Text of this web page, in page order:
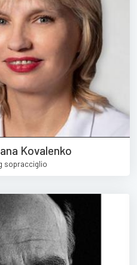
Kovalenko
sopracciglio